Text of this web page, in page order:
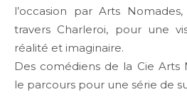
l’occasion par Arts
travers Charleroi, pour une
réalité et imaginaire.
Des comédiens de la Cie Arts
le parcours pour une série de